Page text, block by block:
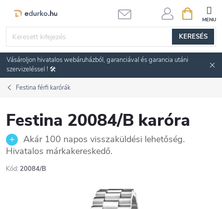
KERESÉS
KOSÁR
Vásároljon hivatalos webáruházból, garanciával és garancia utáni
szervizeléssel ! 🛠️
Festina férfi karórák
Festina 20084/B karóra
Akár 100 napos visszaküldési lehetőség.
Hivatalos márkakereskedő.
Kód: 20084/B